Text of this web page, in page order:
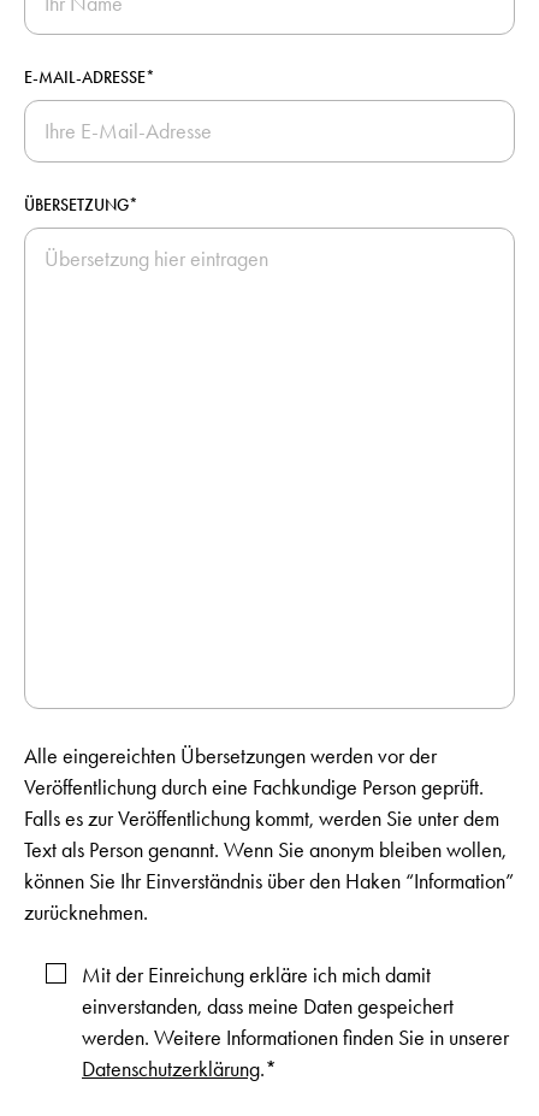
E-MAIL-ADRESSE*
ÜBERSETZUNG*
Alle eingereichten Übersetzungen werden vor der
Veröffentlichung durch eine Fachkundige Person geprüft.
Falls es zur Veröffentlichung kommt, werden Sie unter dem
Text als Person genannt. Wenn Sie anonym bleiben wollen,
können Sie Ihr Einverständnis über den Haken “Information”
zurücknehmen.
Mit der Einreichung erkläre ich mich damit
einverstanden, dass meine Daten gespeichert
werden. Weitere Informationen finden Sie in unserer
Datenschutzerklärung.*